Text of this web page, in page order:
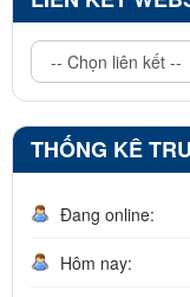
THỐNG KÊ
Đang online:
Hôm nay: